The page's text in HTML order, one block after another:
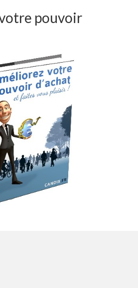
pouvoir